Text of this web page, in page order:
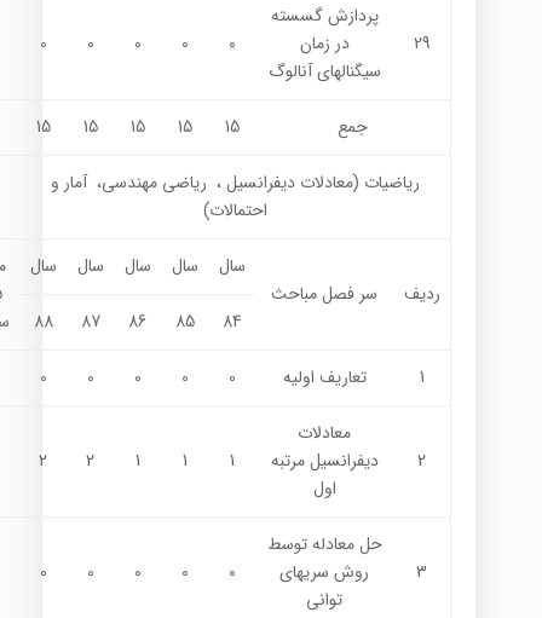
29
پردازش گسسته
در زمان
سیگنالهای آنالوگ
0
0
0
0
0
جمع 15
15
15
15
15
ریاضیات (معادلات ديفرانسيل ، رياضي مهندسي، آمار و
احتمالات)
ردیف سر فصل مباحث
سال سال سال سال سال
84
85
86
87
88
1 تعاریف اولیه 0
0
0
0
0
2
معادلات
دیفرانسیل مرتبه
اول
1
1
1
2
2
3
حل معادله توسط
روش سریهاي
توانی
0
0
0
0
0